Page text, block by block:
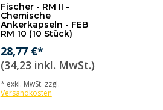
Fischer - RM II -
Chemische
Ankerkapseln - FEB
RM 10 (10 Stück)
28,77 €*
(34,23 inkl. MwSt.)
* exkl. MwSt. zzgl.
Versandkosten